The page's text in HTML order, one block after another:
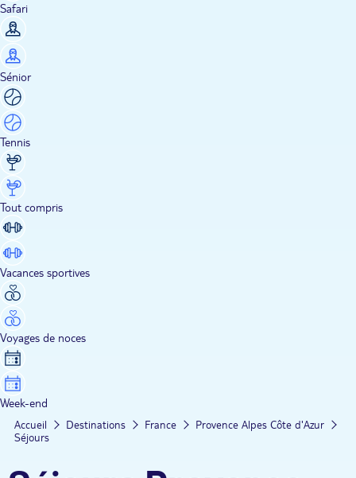
Safari
Sénior
Tennis
Tout compris
Vacances sportives
Voyages de noces
Week-end
Accueil Destinations France
Provence Alpes Côte d'Azur
Séjours